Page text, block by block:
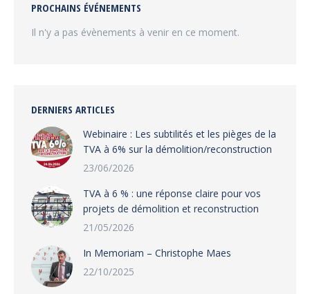
PROCHAINS ÉVÉNEMENTS
Il n'y a pas évènements à venir en ce moment.
DERNIERS ARTICLES
Webinaire : Les subtilités et les pièges de la
TVA à 6% sur la démolition/reconstruction
23/06/2026
TVA à 6 % : une réponse claire pour vos
projets de démolition et reconstruction
21/05/2026
In Memoriam – Christophe Maes
22/10/2025